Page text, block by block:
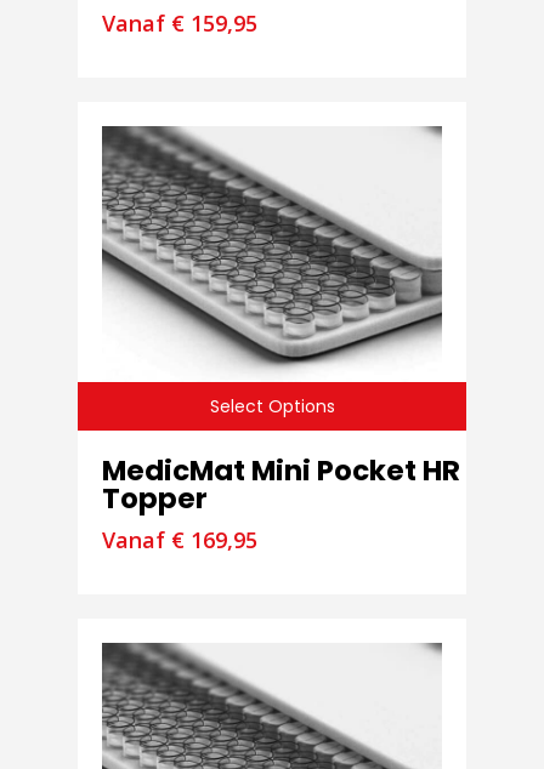
Vanaf € 159,95
Select Options
MedicMat Mini Pocket HR
Topper
Vanaf € 169,95